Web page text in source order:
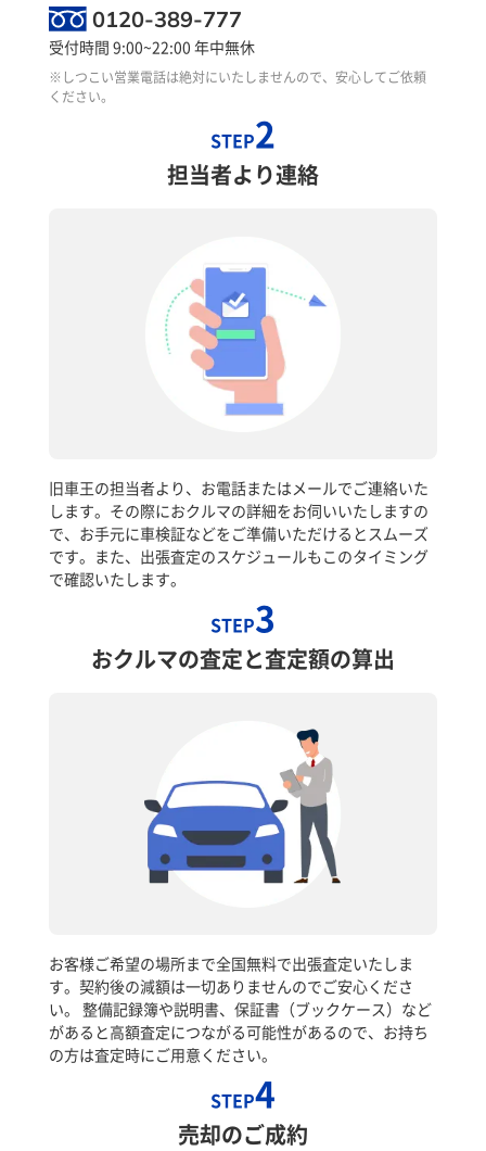
0120-389-777
受付時間 9:00~22:00 年中無休
※しつこい営業電話は絶対にいたしませんので、安心してご依頼
ください。
STEP2
担当者より連絡
旧車王の担当者より、お電話またはメールでご連絡いた
します。その際におクルマの詳細をお伺いいたしますの
で、お手元に車検証などをご準備いただけるとスムーズ
です。また、出張査定のスケジュールもこのタイミング
で確認いたします。
STEP3
おクルマの査定と査定額の算出
お客様ご希望の場所まで全国無料で出張査定いたしま
す。契約後の減額は一切ありませんのでご安心くださ
い。 整備記録簿や説明書、保証書（ブックケース）など
があると高額査定につながる可能性があるので、お持ち
の方は査定時にご用意ください。
STEP4
売却のご成約